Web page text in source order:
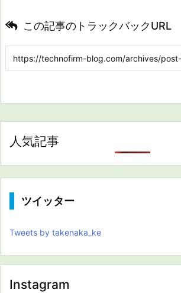
この記事のトラックバックURL
人気記事
ツイッター
Tweets by takenaka_ke
Instagram